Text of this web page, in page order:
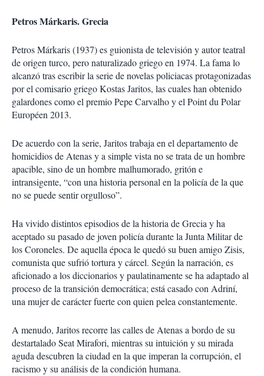
Petros Márkaris. Grecia
Petros Márkaris (1937) es guionista de televisión y autor teatral
de origen turco, pero naturalizado griego en 1974. La fama lo
alcanzó tras escribir la serie de novelas policiacas protagonizadas
por el comisario griego Kostas Jaritos, las cuales han obtenido
galardones como el premio Pepe Carvalho y el Point du Polar
Européen 2013.
De acuerdo con la serie, Jaritos trabaja en el departamento de
homicidios de Atenas y a simple vista no se trata de un hombre
apacible, sino de un hombre malhumorado, gritón e
intransigente, “con una historia personal en la policía de la que
no se puede sentir orgulloso”.
Ha vivido distintos episodios de la historia de Grecia y ha
aceptado su pasado de joven policía durante la Junta Militar de
los Coroneles. De aquella época le quedó su buen amigo Zisis,
comunista que sufrió tortura y cárcel. Según la narración, es
aficionado a los diccionarios y paulatinamente se ha adaptado al
proceso de la transición democrática; está casado con Adriní,
una mujer de carácter fuerte con quien pelea constantemente.
A menudo, Jaritos recorre las calles de Atenas a bordo de su
destartalado Seat Mirafori, mientras su intuición y su mirada
aguda descubren la ciudad en la que imperan la corrupción, el
racismo y su análisis de la condición humana.